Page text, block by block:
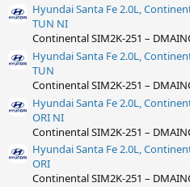
Hyundai Santa Fe 2.0L,
TUN NI
Continental SIM2K-251 –
Hyundai Santa Fe 2.0L,
TUN
Continental SIM2K-251 –
Hyundai Santa Fe 2.0L,
ORI NI
Continental SIM2K-251 –
Hyundai Santa Fe 2.0L,
ORI
Continental SIM2K-251 –